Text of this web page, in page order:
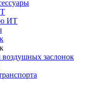
ИТ
заслонок